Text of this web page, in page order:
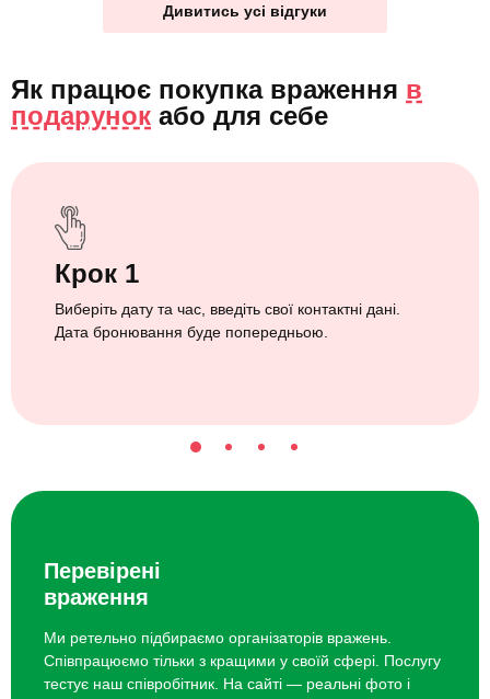
Дивитись усі відгуки
Як працює покупка враження в
подарунок або для себе
Крок 1
Виберіть дату та час, введіть свої контактні дані.
Дата бронювання буде попередньою.
Перевірені
враження
Ми ретельно підбираємо організаторів вражень.
Співпрацюємо тільки з кращими у своїй сфері. Послугу
тестує наш співробітник. На сайті — реальні фото і